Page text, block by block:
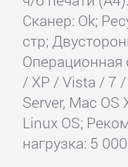
Сканер: Ok;
стр;
Операционная
/ XP / Vista / 7
Server, Mac
Linux OS;
нагрузка: 5